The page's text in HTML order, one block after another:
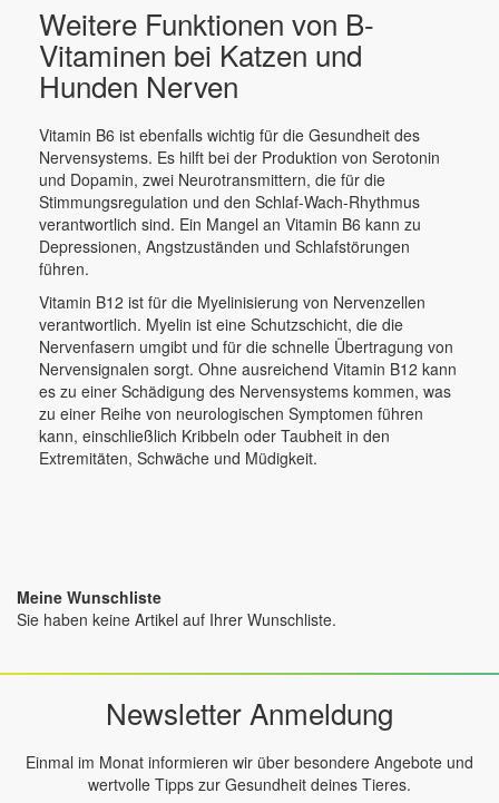
Weitere Funktionen von B-
Vitaminen bei Katzen und
Hunden Nerven
Vitamin B6 ist ebenfalls wichtig für die Gesundheit des
Nervensystems. Es hilft bei der Produktion von Serotonin
und Dopamin, zwei Neurotransmittern, die für die
Stimmungsregulation und den Schlaf-Wach-Rhythmus
verantwortlich sind. Ein Mangel an Vitamin B6 kann zu
Depressionen, Angstzuständen und Schlafstörungen
führen.
Vitamin B12 ist für die Myelinisierung von Nervenzellen
verantwortlich. Myelin ist eine Schutzschicht, die die
Nervenfasern umgibt und für die schnelle Übertragung von
Nervensignalen sorgt. Ohne ausreichend Vitamin B12 kann
es zu einer Schädigung des Nervensystems kommen, was
zu einer Reihe von neurologischen Symptomen führen
kann, einschließlich Kribbeln oder Taubheit in den
Extremitäten, Schwäche und Müdigkeit.
Meine Wunschliste
Sie haben keine Artikel auf Ihrer Wunschliste.
Newsletter Anmeldung
Einmal im Monat informieren wir über besondere Angebote und
wertvolle Tipps zur Gesundheit deines Tieres.